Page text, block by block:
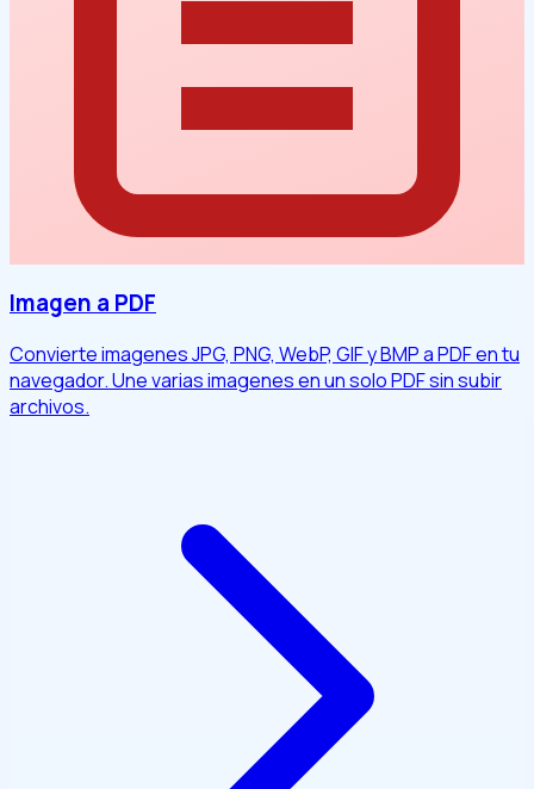
Imagen a PDF
Convierte imagenes JPG, PNG, WebP, GIF y BMP a PDF en tu
navegador. Une varias imagenes en un solo PDF sin subir
archivos.